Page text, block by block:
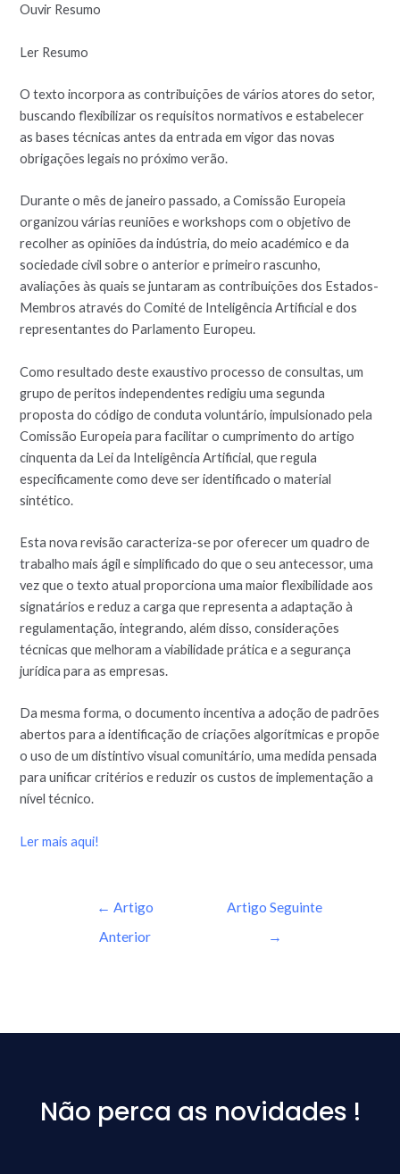
Ouvir Resumo
Ler Resumo
O texto incorpora as contribuições de vários atores do setor,
buscando flexibilizar os requisitos normativos e estabelecer
as bases técnicas antes da entrada em vigor das novas
obrigações legais no próximo verão.
Durante o mês de janeiro passado, a Comissão Europeia
organizou várias reuniões e workshops com o objetivo de
recolher as opiniões da indústria, do meio académico e da
sociedade civil sobre o anterior e primeiro rascunho,
avaliações às quais se juntaram as contribuições dos Estados-
Membros através do Comité de Inteligência Artificial e dos
representantes do Parlamento Europeu.
Como resultado deste exaustivo processo de consultas, um
grupo de peritos independentes redigiu uma segunda
proposta do código de conduta voluntário, impulsionado pela
Comissão Europeia para facilitar o cumprimento do artigo
cinquenta da Lei da Inteligência Artificial, que regula
especificamente como deve ser identificado o material
sintético.
Esta nova revisão caracteriza-se por oferecer um quadro de
trabalho mais ágil e simplificado do que o seu antecessor, uma
vez que o texto atual proporciona uma maior flexibilidade aos
signatários e reduz a carga que representa a adaptação à
regulamentação, integrando, além disso, considerações
técnicas que melhoram a viabilidade prática e a segurança
jurídica para as empresas.
Da mesma forma, o documento incentiva a adoção de padrões
abertos para a identificação de criações algorítmicas e propõe
o uso de um distintivo visual comunitário, uma medida pensada
para unificar critérios e reduzir os custos de implementação a
nível técnico.
Ler mais aqui!
← Artigo
Anterior
Artigo Seguinte
→
Não perca as novidades !